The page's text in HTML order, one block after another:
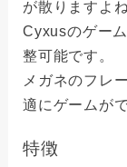
が散りますよね
Cyxusのゲー
整可能です。
メガネのフレ
適にゲームが
特徴